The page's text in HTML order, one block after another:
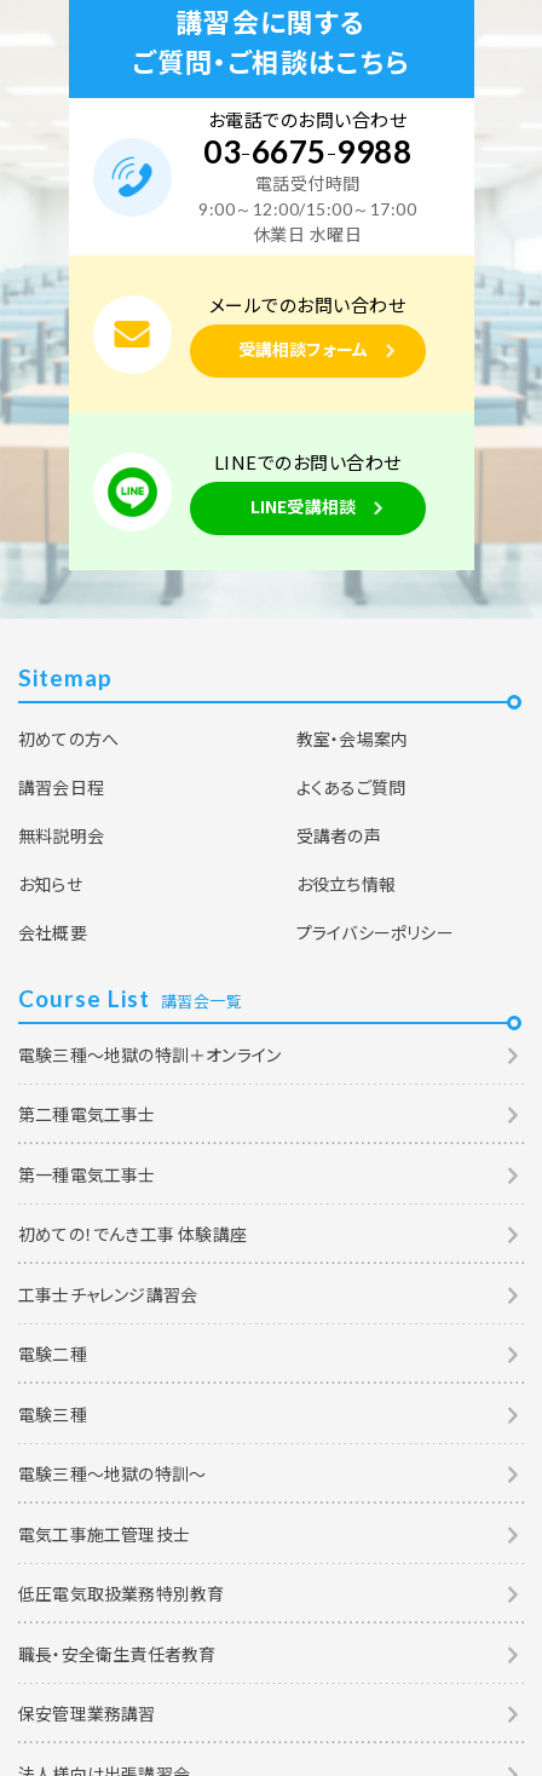
講習会に関する
ご質問・ご相談はこちら
お電話でのお問い合わせ
03-6675-9988
電話受付時間
9:00～12:00/15:00～17:00
休業日 水曜日
メールでのお問い合わせ
受講相談フォーム
LINEでのお問い合わせ
LINE受講相談
Sitemap
初めての方へ
教室・会場案内
講習会日程
よくあるご質問
無料説明会
受講者の声
お知らせ
お役立ち情報
会社概要
プライバシーポリシー
Course List 講習会一覧
電験三種～地獄の特訓＋オンライン
第二種電気工事士
第一種電気工事士
初めての！でんき工事 体験講座
工事士チャレンジ講習会
電験二種
電験三種
電験三種〜地獄の特訓〜
電気工事施工管理技士
低圧電気取扱業務特別教育
職長・安全衛生責任者教育
保安管理業務講習